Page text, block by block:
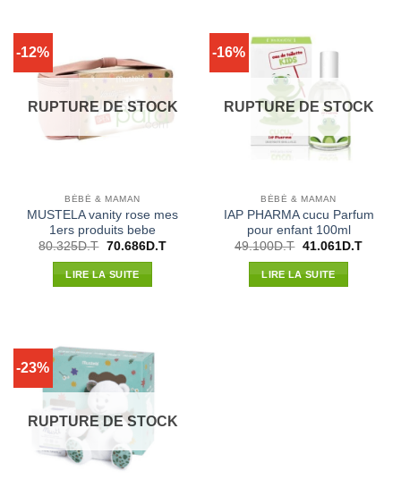
-12%
RUPTURE DE STOCK
BÉBÉ & MAMAN
MUSTELA vanity rose mes
1ers produits bebe
80.325D.T Le
initial
était :
70.686D.TLe
LIRE LA SUITE
-16%
RUPTURE DE STOCK
BÉBÉ & MAMAN
IAP PHARMA cucu Parfum
pour enfant 100ml
49.100D.T Le
initial
était :
41.061D.TLe
LIRE LA SUITE
-23%
RUPTURE DE STOCK